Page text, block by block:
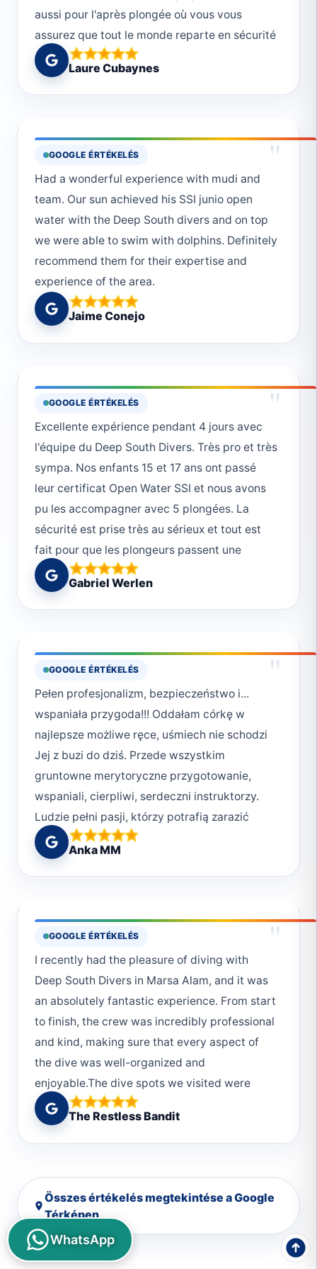
accordingly if possible. I contacted them via
email first and then we switched to
whatsapp.To make it easy without card fees,
best take enough euros cash with you.All in
all: Super happy and would choose them
a deep breath with us 🥳
polecam.
aussi pour l'après plongée où vous vous
assurez que tout le monde reparte en sécurité
🙏🏼
Laure Cubaynes
GOOGLE ÉRTÉKELÉS "
Had a wonderful experience with mudi and
team. Our sun achieved his SSI junio open
water with the Deep South divers and on top
we were able to swim with dolphins. Definitely
recommend them for their expertise and
experience of the area.
Jaime Conejo
GOOGLE ÉRTÉKELÉS "
Excellente expérience pendant 4 jours avec
l'équipe du Deep South Divers. Très pro et très
sympa. Nos enfants 15 et 17 ans ont passé
leur certificat Open Water SSI et nous avons
pu les accompagner avec 5 plongées. La
sécurité est prise très au sérieux et tout est
fait pour que les plongeurs passent une
journée magnifique. Merci!
Gabriel Werlen
GOOGLE ÉRTÉKELÉS "
Pełen profesjonalizm, bezpieczeństwo i...
wspaniała przygoda!!! Oddałam córkę w
najlepsze możliwe ręce, uśmiech nie schodzi
Jej z buzi do dziś. Przede wszystkim
gruntowne merytoryczne przygotowanie,
wspaniali, cierpliwi, serdeczni instruktorzy.
Ludzie pełni pasji, którzy potrafią zarazić
swoją miłością do podwodnego świata.
Najlepsze miejsce do rozpoczęcia swojej
przygody z nurkowaniem! Deep South
w przyszłym roku!!! Moniko 😘 Buziaki od Uli,
Ani, Iwonki, Rysia 😘 Dziękujemy!!!
Anka MM
GOOGLE ÉRTÉKELÉS "
I recently had the pleasure of diving with
Deep South Divers in Marsa Alam, and it was
an absolutely fantastic experience. From start
to finish, the crew was incredibly professional
and kind, making sure that every aspect of
the dive was well-organized and
enjoyable.The dive spots we visited were
nothing short of amazing. The underwater
scenery was breathtaking, and we were
fortunate to see a diverse range of marine life.
of the crew.The professionalism of the team
stood out the most to me. They were attentive
to every detail, ensuring that all divers felt
The Restless Bandit
Összes értékelés megtekintése a Google
Térképen
WhatsApp